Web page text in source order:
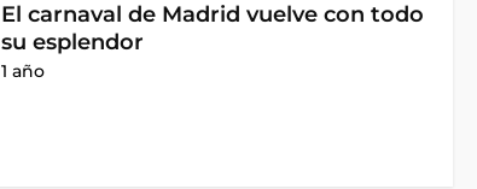
El carnaval de Madrid vuelve con todo
su esplendor
1 año